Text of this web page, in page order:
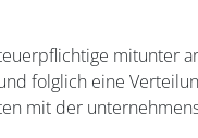
mitunter
folglich eine
mit der